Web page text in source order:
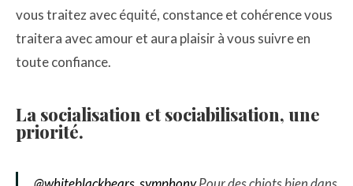
vous traitez avec équité, constance et cohérence vous
traitera avec amour et aura plaisir à vous suivre en
toute confiance.
La socialisation et sociabilisation, une
priorité.